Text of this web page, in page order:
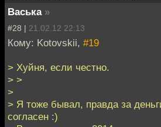
Васька »
#28 | 21.02.12 22:13
Кому: Kotovskii, #19
> Хуйня, если честно.
> >
>
> Я тоже бывал, правда за
согласен :)